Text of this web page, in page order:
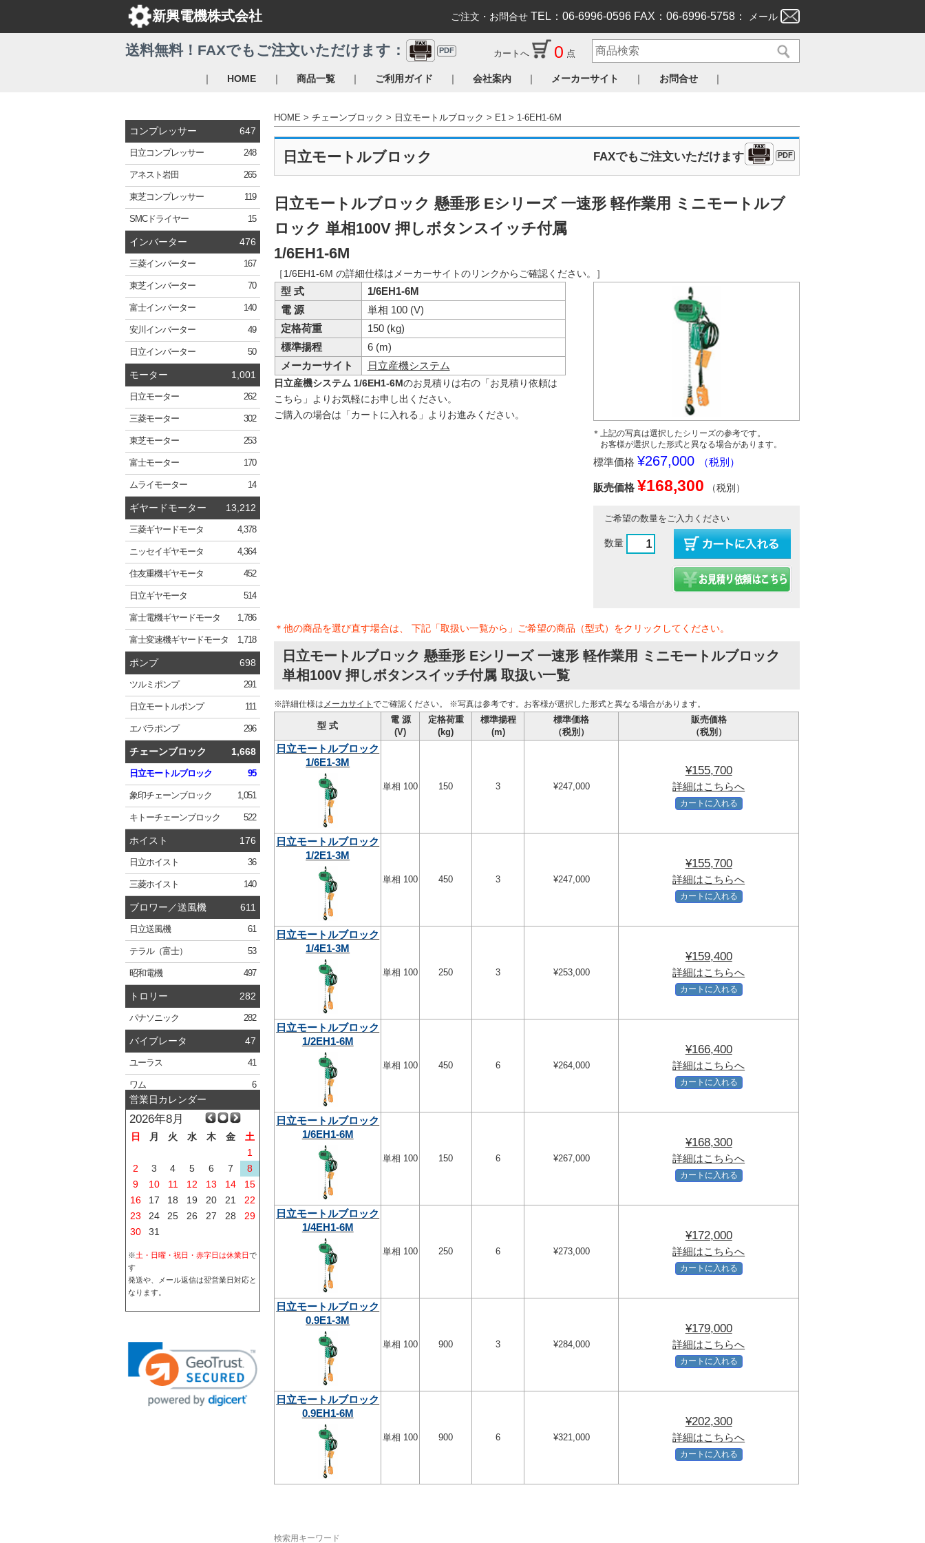
新興電機株式会社 ご注文・お問合せ TEL：06-6996-0596 FAX：06-6996-5758： メール
｜ HOME ｜ 商品一覧 ｜ ご利用ガイド ｜ 会社案内 ｜ メーカーサイト ｜ お問合せ ｜
コンプレッサー 647
日立コンプレッサー 248
アネスト岩田 265
東芝コンプレッサー 119
SMCドライヤー 15
インバーター 476
三菱インバーター 167
東芝インバーター 70
富士インバーター 140
安川 インバーター 49
日立インバーター 50
モーター 1,001
日立モーター 262
三菱モーター 302
東芝モーター 253
富士モーター 170
ムライモーター 14
ギヤードモーター 13,212
三菱ギヤードモータ 4,378
ニッセイギヤモータ 4,364
住友重機ギヤモータ 452
日立ギヤモータ 514
富士電機ギヤードモータ 1,786
富士変速機ギヤードモータ 1,718
ポンプ 698
ツルミ ポンプ 291
日立モートルポンプ 111
エバラポンプ 296
チェーンブロック 1,668
日立モートルブロック 95
象印チェーンブロック 1,051
キトーチェーンブロック 522
ホイスト 176
日立ホイスト 36
三菱ホイスト 140
ブロワー／送風機 611
日立送風機 61
テラル（富士） 53
昭和電機 497
トロリー 282
パナソニック 282
バイブレータ 47
ユーラス 41
ワム 6
営業日カレンダー
2026年8月
日 月 火 水 木 金
土
1
2
3 4 5 6 7
8
9
10 11 12 13 14
15
16
17 18 19 20 21
22
23
24 25 26 27 28
29
30
31
※土・日曜・祝日・赤字日は休業日で
す
発送や、メール返信は翌営業日対応と
なります。
送料無料！FAXでもご注文いただけます： PDF カートへ 0 点
HOME チェーンブロック 日立モートルブロック E1 1-6EH1-6M
日立モートルブロック FAXでもご注文いただけます PDF
日立モートルブロック 懸垂形 Eシリーズ 一速形 軽作業用 ミニモートルブ
ロック 単相100V 押しボタンスイッチ付属
1/6EH1-6M
［1/6EH1-6M の詳細仕様はメーカーサイトのリンクからご確認ください。］
＊上記の写真は選択したシリーズの参考です。
お客様が選択した形式と異なる場合があります。
標準価格 ¥267,000 （税別）
販売価格 ¥168,300 （税別）
ご希望の数量をご入力ください
数量
型 式
1/6EH1-6M
電 源
単相 100 (V)
定格荷重
150 (kg)
標準揚程
6 (m)
メーカーサイト
日立産機システム
日立産機システム 1/6EH1-6Mのお見積りは右の「お見積り依頼は
こちら」よりお気軽にお申し出ください。
ご購入の場合は「カートに入れる」よりお進みください。
＊他の商品を選び直す場合は、 下記「取扱い一覧から」ご希望の商品（型式）をクリックしてください。
日立モートルブロック 懸垂形 Eシリーズ 一速形 軽作業用 ミニモートルブロック
単相100V 押しボタンスイッチ付属 取扱い一覧
※詳細仕様は メーカサイトでご確認ください。 ※写真は参考です。お客様が選択した形式と異なる場合があります。
型 式
電 源
(V)
定格荷重
(kg)
標準揚程
(m)
標準価格
（税別）
販売価格
（税別）
日立モートルブロック
1/6E1-3M
単相 100 150 3 ¥247,000
¥155,700
詳細はこちらへ
カートに入れる
日立モートルブロック
1/2E1-3M
単相 100 450 3 ¥247,000
¥155,700
詳細はこちらへ
カートに入れる
日立モートルブロック
1/4E1-3M
単相 100 250 3 ¥253,000
¥159,400
詳細はこちらへ
カートに入れる
日立モートルブロック
1/2EH1-6M
単相 100 450 6 ¥264,000
¥166,400
詳細はこちらへ
カートに入れる
日立モートルブロック
1/6EH1-6M
単相 100 150 6 ¥267,000
¥168,300
詳細はこちらへ
カートに入れる
日立モートルブロック
1/4EH1-6M
単相 100 250 6 ¥273,000
¥172,000
詳細はこちらへ
カートに入れる
日立モートルブロック
0.9E1-3M
単相 100 900 3 ¥284,000
¥179,000
詳細はこちらへ
カートに入れる
日立モートルブロック
0.9EH1-6M
単相 100 900 6 ¥321,000
¥202,300
詳細はこちらへ
カートに入れる
検索用キーワード